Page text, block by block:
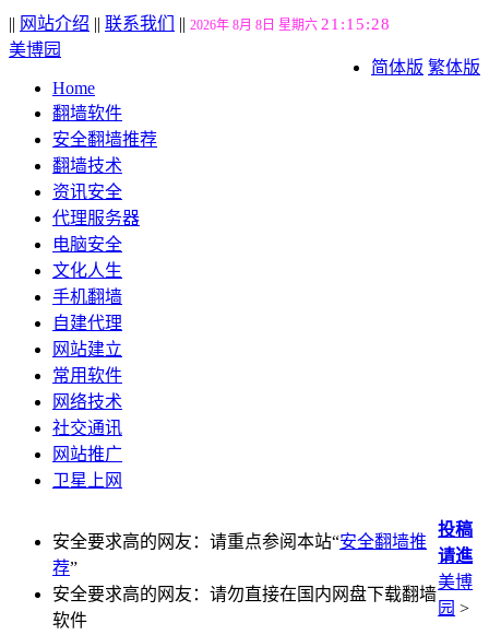
|| 网站介绍 || 联系我们 || 2026年 8月 8日 星期六 21:15:29
简体版 繁体版
美博园
Home
翻墙软件
安全翻墙推荐
翻墙技术
资讯安全
代理服务器
电脑安全
文化人生
手机翻墙
自建代理
网站建立
常用软件
网络技术
社交通讯
网站推广
卫星上网
安全要求高的网友：请重点参阅本站“安全翻墙推
荐”
安全要求高的网友：请勿直接在国内网盘下载翻墙
软件
投稿
请進
美博
园 >